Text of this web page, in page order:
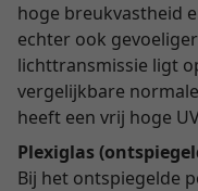
hoge breukvastheid
echter ook
lichttransmissie ligt
vergelijkbare
heeft een vrij hoge
Plexiglas
Bij het ontspiegelde